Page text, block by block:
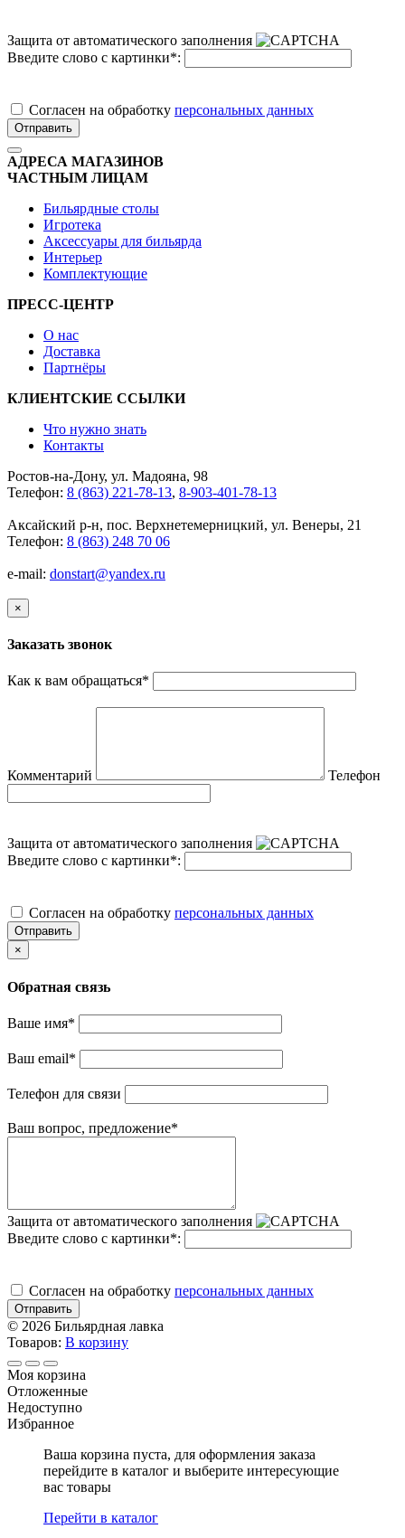
Защита от автоматического заполнения
Введите слово с картинки*:
Cогласен на обработку персональных данных
Отправить
АДРЕСА МАГАЗИНОВ
ЧАСТНЫМ ЛИЦАМ
Бильярдные столы
Игротека
Аксессуары для бильярда
Интерьер
Комплектующие
ПРЕСС-ЦЕНТР
О нас
Доставка
Партнёры
КЛИЕНТСКИЕ ССЫЛКИ
Что нужно знать
Контакты
Ростов-на-Дону, ул. Мадояна, 98
Телефон: 8 (863) 221-78-13, 8-903-401-78-13
Аксайский р-н, пос. Верхнетемерницкий, ул. Венеры, 21
Телефон: 8 (863) 248 70 06
e-mail: donstart@yandex.ru
×
Заказать звонок
Как к вам обращаться*
Комментарий Телефон
Защита от автоматического заполнения
Введите слово с картинки*:
Cогласен на обработку персональных данных
Отправить
×
Обратная связь
Ваше имя*
Ваш email*
Телефон для связи
Ваш вопрос, предложение*
Защита от автоматического заполнения
Введите слово с картинки*:
Cогласен на обработку персональных данных
Отправить
© 2026 Бильярдная лавка
Товаров: В корзину
Моя корзина
Отложенные
Недоступно
Избранное
Ваша корзина пуста, для оформления заказа
перейдите в каталог и выберите интересующие
вас товары
Перейти в каталог